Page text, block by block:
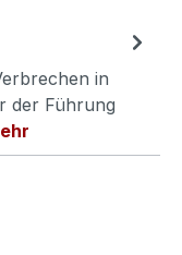
in
der Führung